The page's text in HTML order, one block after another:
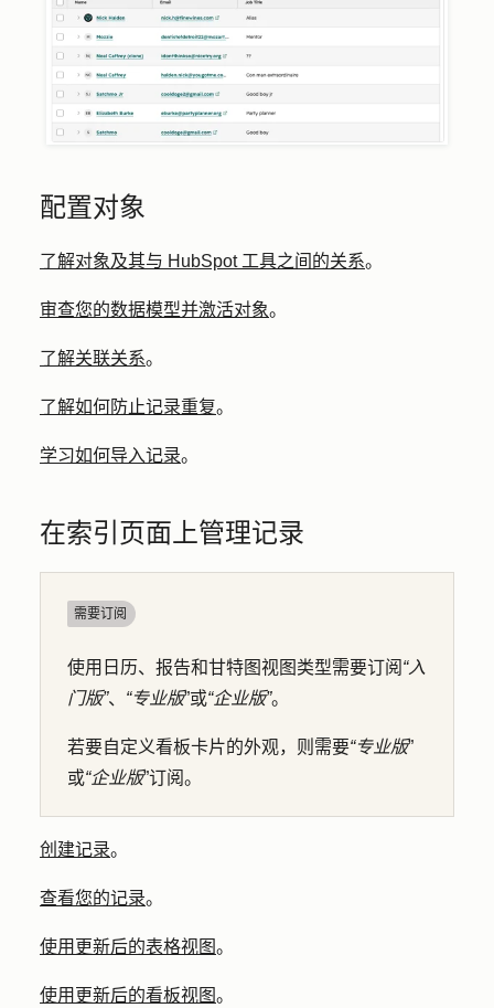
配置对象
了解对象及其与 HubSpot 工具之间的关系。
审查您的数据模型并激活对象。
了解关联关系。
了解如何防止记录重复。
学习如何导入记录。
在索引页面上管理记录
需要订阅
使用日历、报告和甘特图视图类型需要订阅 “入
门版”、 “专业版”或“企业版”。
若要自定义看板卡片的外观，则需要“专业版”
或“企业版”订阅。
创建记录。
查看您的记录。
使用更新后的表格视图。
使用更新后的看板视图。